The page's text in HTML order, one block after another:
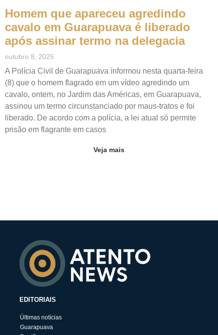
Homem que apareceu agredindo
cavalo em Guarapuava é liberado
após assinar termo na delegacia
outubro 8, 2025
A Polícia Civil de Guarapuava informou nesta quarta-feira
(8) que o homem flagrado em um vídeo agredindo um
cavalo, ontem, no Jardim das Américas, em Guarapuava,
assinou um termo circunstanciado por maus-tratos e foi
liberado. De acordo com a polícia, a lei atual só permite
prisão em flagrante em casos
Veja mais
EDITORIAIS
Últimas notícias
Guarapuava